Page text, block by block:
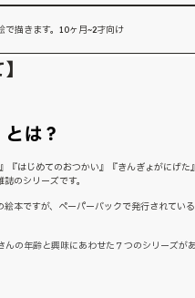
描きます。10ヶ月~2才向け
は？
『はじめてのおつかい』『きんぎょがにげた
のシリーズです。
本ですが、ペーパーバックで発行されてい
の年齢と興味にあわせた７つのシリーズが